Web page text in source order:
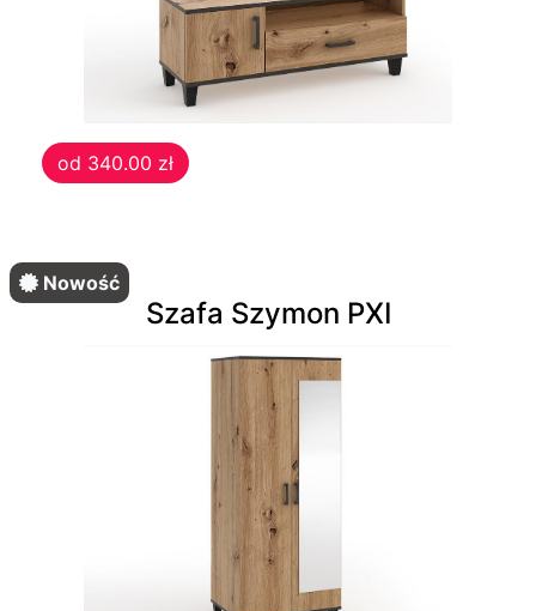
od 340.00 zł
Szafa Szymon PXI
Nowość